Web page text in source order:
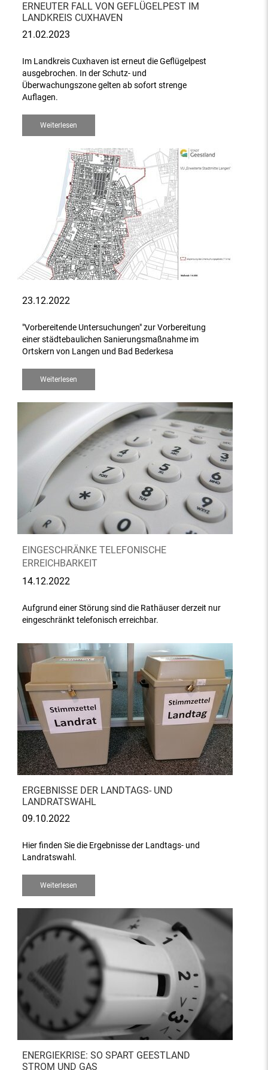
ERNEUTER FALL VON GEFLÜGELPEST IM
LANDKREIS CUXHAVEN
21.02.2023
Im Landkreis Cuxhaven ist erneut die Geflügelpest
ausgebrochen. In der Schutz- und
Überwachungszone gelten ab sofort strenge
Auflagen.
Weiterlesen
23.12.2022
"Vorbereitende Untersuchungen" zur Vorbereitung
einer städtebaulichen Sanierungsmaßnahme im
Ortskern von Langen und Bad Bederkesa
Weiterlesen
EINGESCHRÄNKE TELEFONISCHE
ERREICHBARKEIT
14.12.2022
Aufgrund einer Störung sind die Rathäuser derzeit nur
eingeschränkt telefonisch erreichbar.
ERGEBNISSE DER LANDTAGS- UND
LANDRATSWAHL
09.10.2022
Hier finden Sie die Ergebnisse der Landtags- und
Landratswahl.
Weiterlesen
ENERGIEKRISE: SO SPART GEESTLAND
STROM UND GAS